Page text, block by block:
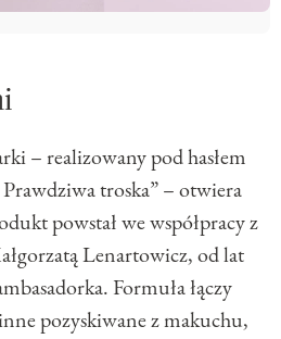
– realizowany pod hasłem
troska” – otwiera
powstał we współpracy z
Lenartowicz, od lat
Formuła łączy
pozyskiwane z makuchu,